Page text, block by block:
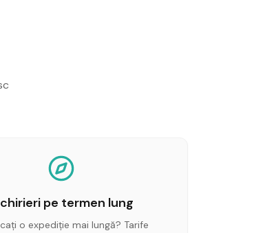
pe termen lung
o expediție mai lungă? Tarife